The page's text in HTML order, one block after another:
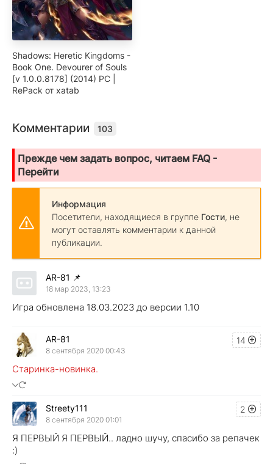
Shadows: Heretic Kingdoms -
Book One. Devourer of Souls
[v 1.0.0.8178] (2014) PC |
RePack от xatab
Комментарии 103
Прежде чем задать вопрос, читаем FAQ -
Перейти
Информация
Посетители, находящиеся в группе Гости, не
могут оставлять комментарии к данной
публикации.
AR-81 📌
18 мар 2023, 13:23
Игра обновлена 18.03.2023 до версии 1.10
14
AR-81
8 сентября 2020 00:43
Старинка-новинка.
2
Streety111
8 сентября 2020 01:01
Я ПЕРВЫЙ Я ПЕРВЫЙ.. ладно шучу, спасибо за репачек
:)